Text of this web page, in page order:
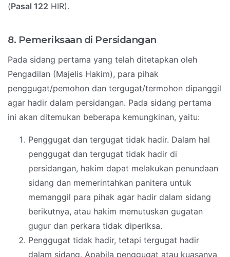
(Pasal 122 HIR).
8. Pemeriksaan di Persidangan
Pada sidang pertama yang telah ditetapkan oleh
Pengadilan (Majelis Hakim), para pihak
penggugat/pemohon dan tergugat/termohon dipanggil
agar hadir dalam persidangan. Pada sidang pertama
ini akan ditemukan beberapa kemungkinan, yaitu:
Penggugat dan tergugat tidak hadir. Dalam hal
penggugat dan tergugat tidak hadir di
persidangan, hakim dapat melakukan penundaan
sidang dan memerintahkan panitera untuk
memanggil para pihak agar hadir dalam sidang
berikutnya, atau hakim memutuskan gugatan
gugur dan perkara tidak diperiksa.
Penggugat tidak hadir, tetapi tergugat hadir
dalam sidang. Apabila penggugat atau kuasanya